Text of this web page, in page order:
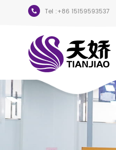
Tel :+86 15159593537